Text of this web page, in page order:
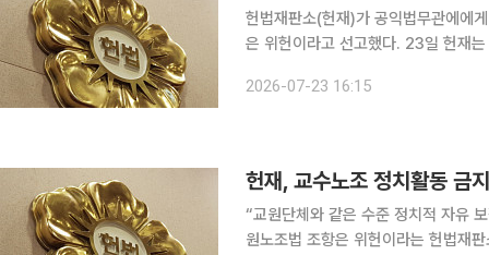
헌법재판소(헌재)가 공익법무관에에
은 위헌이라고 선고했다. 23일 헌재는 재판관 전원 일치 의견으로 군인보수법 제2조 제1항에서 ‘군
인 기초군사훈련은 전투력 함양을 목
2026-07-23 16:15
“교원단체와 같은 수준 정치적 자유 보장해야” 대학교원 노동조합의 정치활동
원노조법 조항은 위헌이라는 헌법재판소 결정이 나왔다. 헌재는